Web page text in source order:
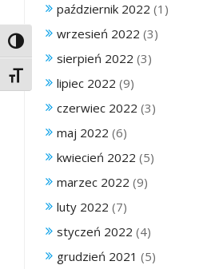
Toggle High Contrast
Toggle Font size
październik 2022 (1)
wrzesień 2022 (3)
sierpień 2022 (3)
lipiec 2022 (9)
czerwiec 2022 (3)
maj 2022 (6)
kwiecień 2022 (5)
marzec 2022 (9)
luty 2022 (7)
styczeń 2022 (4)
grudzień 2021 (5)